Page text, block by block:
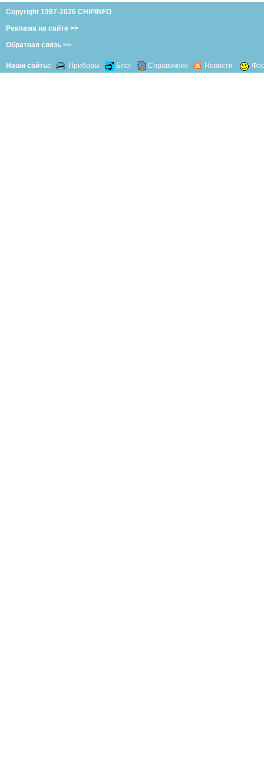
Copyright 1997-2026 CHIPINFO
Реклама на сайте >>
Обратная связь >>
Наши сайты: Приборы Блог Справочник Новости